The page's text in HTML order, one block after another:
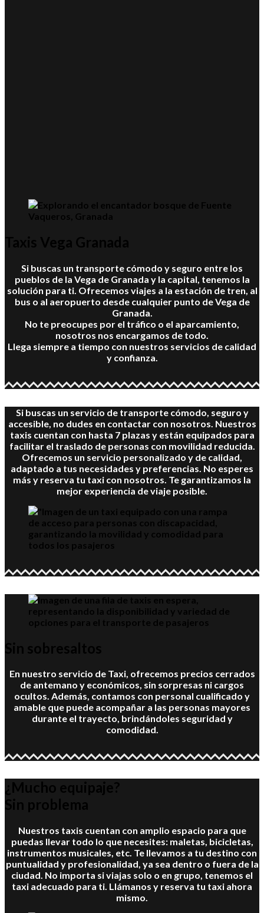
Si buscas un transporte cómodo y seguro entre los
pueblos de la Vega de Granada y la capital, tenemos la
solución para ti. Ofrecemos viajes a la estación de tren, al
bus o al aeropuerto desde cualquier punto de Vega de
Granada.
No te preocupes por el tráfico o el aparcamiento,
nosotros nos encargamos de todo.
Llega siempre a tiempo con nuestros servicios de calidad
y confianza.
Si buscas un servicio de transporte cómodo, seguro y
accesible, no dudes en contactar con nosotros. Nuestros
taxis cuentan con hasta 7 plazas y están equipados para
facilitar el traslado de personas con movilidad reducida.
Ofrecemos un servicio personalizado y de calidad,
adaptado a tus necesidades y preferencias. No esperes
más y reserva tu taxi con nosotros. Te garantizamos la
mejor experiencia de viaje posible.
En nuestro servicio de Taxi, ofrecemos precios cerrados
de antemano y económicos, sin sorpresas ni cargos
ocultos. Además, contamos con personal cualificado y
amable que puede acompañar a las personas mayores
durante el trayecto, brindándoles seguridad y
comodidad.
Nuestros taxis cuentan con amplio espacio para que
puedas llevar todo lo que necesites: maletas, bicicletas,
instrumentos musicales, etc. Te llevamos a tu destino con
puntualidad y profesionalidad, ya sea dentro o fuera de la
ciudad. No importa si viajas solo o en grupo, tenemos el
taxi adecuado para ti. Llámanos y reserva tu taxi ahora
mismo.